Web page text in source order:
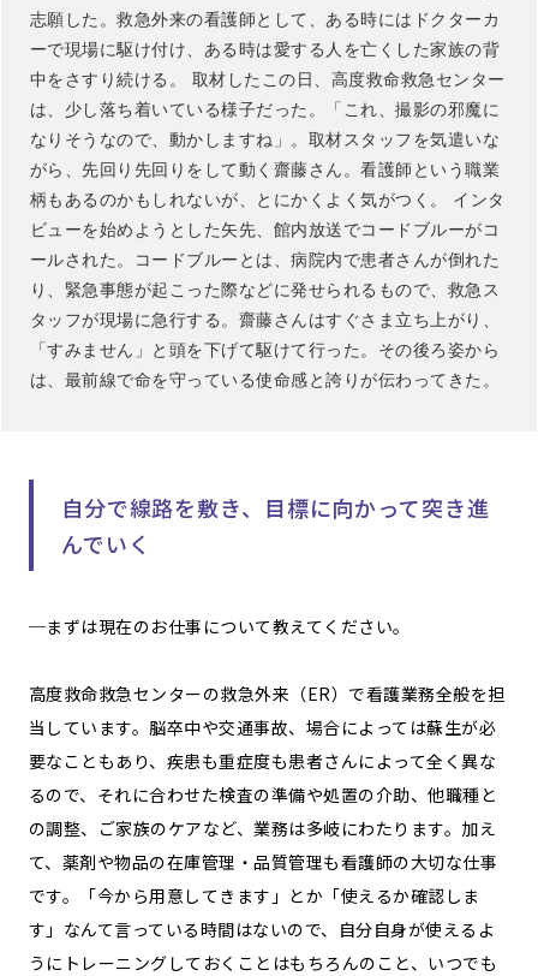
志願した。救急外来の看護師として、ある時にはドクターカ
ーで現場に駆け付け、ある時は愛する人を亡くした家族の背
中をさすり続ける。 取材したこの日、高度救命救急センター
は、少し落ち着いている様子だった。「これ、撮影の邪魔に
なりそうなので、動かしますね」。取材スタッフを気遣いな
がら、先回り先回りをして動く齋藤さん。看護師という職業
柄もあるのかもしれないが、とにかくよく気がつく。 インタ
ビューを始めようとした矢先、館内放送でコードブルーがコ
ールされた。コードブルーとは、病院内で患者さんが倒れた
り、緊急事態が起こった際などに発せられるもので、救急ス
タッフが現場に急行する。齋藤さんはすぐさま立ち上がり、
「すみません」と頭を下げて駆けて行った。その後ろ姿から
は、最前線で命を守っている使命感と誇りが伝わってきた。
自分で線路を敷き、目標に向かって突き進
んでいく
─まずは現在のお仕事について教えてください。
高度救命救急センターの救急外来（ER）で看護業務全般を担
当しています。脳卒中や交通事故、場合によっては蘇生が必
要なこともあり、疾患も重症度も患者さんによって全く異な
るので、それに合わせた検査の準備や処置の介助、他職種と
の調整、ご家族のケアなど、業務は多岐にわたります。加え
て、薬剤や物品の在庫管理・品質管理も看護師の大切な仕事
です。「今から用意してきます」とか「使えるか確認しま
す」なんて言っている時間はないので、自分自身が使えるよ
うにトレーニングしておくことはもちろんのこと、いつでも